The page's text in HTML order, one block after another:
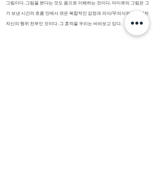
그림이다. 그림을 본다는 것도 몸으로 이해하는 것이다. 마이큐의 그림은 그
가 보낸 시간의 흐름 안에서 겪은 복합적인 감정과 의식/무의식의 흐름이자
자신의 행위 전부인 것이다. 그 흔적을 우리는 바라보고 있다.